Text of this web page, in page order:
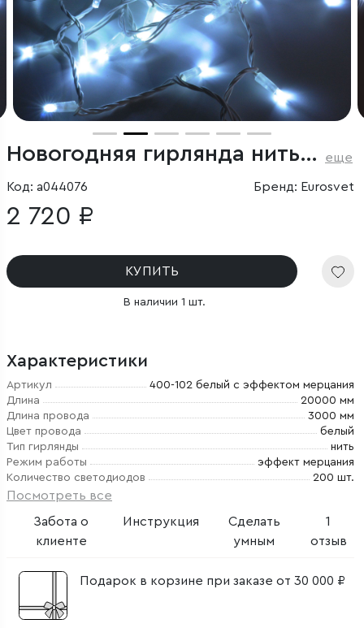
Новогодняя гирлянда нить белый с эффектом мерцания 20м IP65 еще
Код: a044076 Бренд: Eurosvet
2 720 ₽
КУПИТЬ
В наличии 1 шт.
Характеристики
Артикул
400-102 белый с эффектом мерцания
Длина
20000 мм
Длина провода
3000 мм
Цвет провода
белый
Тип гирлянды
нить
Режим работы
эффект мерцания
Количество светодиодов
200 шт.
Посмотреть все
Забота о
клиенте
Инструкция
Сделать
умным
1
отзыв
Подарок в корзине при заказе от 30 000 ₽